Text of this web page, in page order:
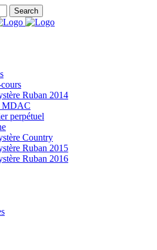
Ruban 2014
MDAC
perpétuel
Country
Ruban 2015
Ruban 2016